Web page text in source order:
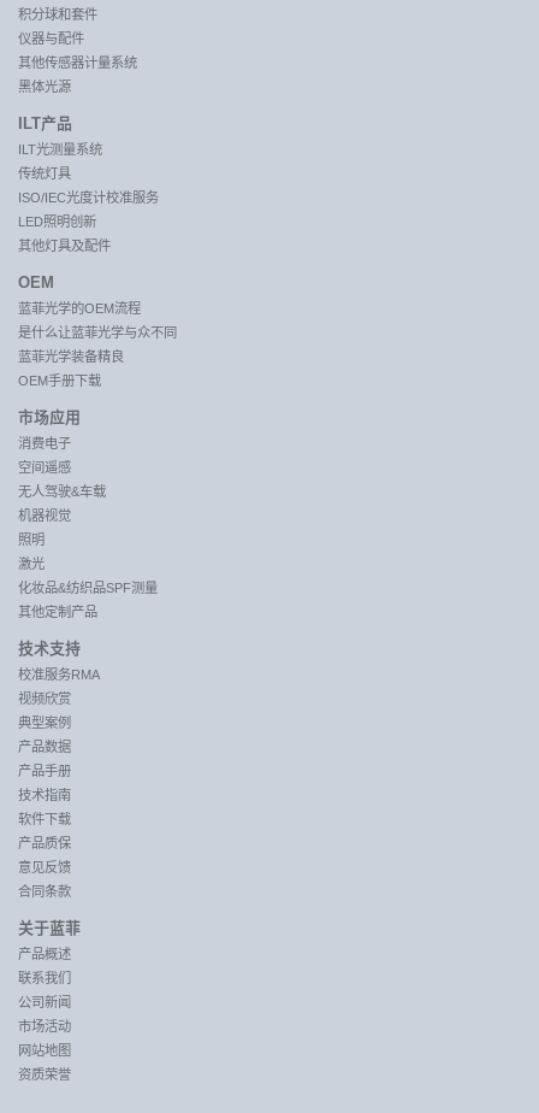
积分球和套件
仪器与配件
其他传感器计量系统
黑体光源
ILT产品
ILT光测量系统
传统灯具
ISO/IEC光度计校准服务
LED照明创新
其他灯具及配件
OEM
蓝菲光学的OEM流程
是什么让蓝菲光学与众不同
蓝菲光学装备精良
OEM手册下载
市场应用
消费电子
空间遥感
无人驾驶&车载
机器视觉
照明
激光
化妆品&纺织品SPF测量
其他定制产品
技术支持
校准服务RMA
视频欣赏
典型案例
产品数据
产品手册
技术指南
软件下载
产品质保
意见反馈
合同条款
关于蓝菲
产品概述
联系我们
公司新闻
市场活动
网站地图
资质荣誉